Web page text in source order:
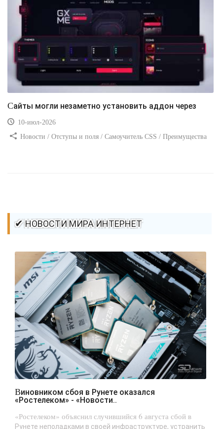
Сайты могли незаметно установить аддон через
10-июл-2026
Новости / Отступы и поля / Самоучитель CSS / Преимущества
✔ НОВОСТИ МИРА ИНТЕРНЕТ
Виновником сбоя в Рунете оказался
«Ростелеком» - «Новости..
«Ростелеком» объяснил случившийся 6 августа сбой в
Рунете неполадками в своей инфраструктуре, устранить